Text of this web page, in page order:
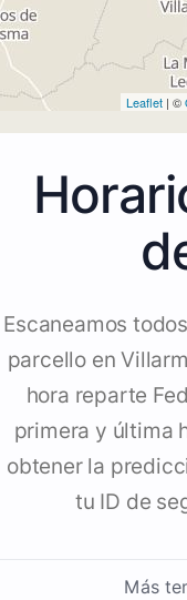
Leaflet | ©
Escaneamos
parcello en
hora reparte
primera y última
obtener la
tu ID de
Más